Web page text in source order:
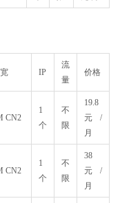
IP
流
量
价格
CN2
1
个
不
限
19.8
元/
月
CN2
1
个
不
限
38
元/
月